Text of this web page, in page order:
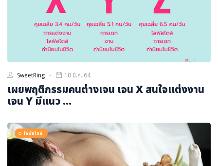
SweetRing 10 มี.ค. 64
เผยพฤติกรรมคนต่างเจน เจน X สนใจแต่งงาน
เจน Y มีแนว ...
ไลฟ์สไตล์